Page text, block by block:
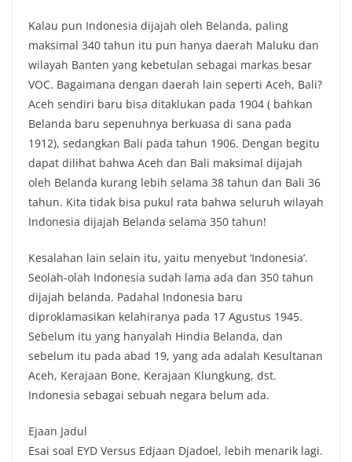
Kalau pun Indonesia dijajah oleh Belanda, paling
maksimal 340 tahun itu pun hanya daerah Maluku dan
wilayah Banten yang kebetulan sebagai markas besar
VOC. Bagaimana dengan daerah lain seperti Aceh, Bali?
Aceh sendiri baru bisa ditaklukan pada 1904 ( bahkan
Belanda baru sepenuhnya berkuasa di sana pada
1912), sedangkan Bali pada tahun 1906. Dengan begitu
dapat dilihat bahwa Aceh dan Bali maksimal dijajah
oleh Belanda kurang lebih selama 38 tahun dan Bali 36
tahun. Kita tidak bisa pukul rata bahwa seluruh wilayah
Indonesia dijajah Belanda selama 350 tahun!
Kesalahan lain selain itu, yaitu menyebut ‘Indonesia’.
Seolah-olah Indonesia sudah lama ada dan 350 tahun
dijajah belanda. Padahal Indonesia baru
diproklamasikan kelahiranya pada 17 Agustus 1945.
Sebelum itu yang hanyalah Hindia Belanda, dan
sebelum itu pada abad 19, yang ada adalah Kesultanan
Aceh, Kerajaan Bone, Kerajaan Klungkung, dst.
Indonesia sebagai sebuah negara belum ada.
Ejaan Jadul
Esai soal EYD Versus Edjaan Djadoel, lebih menarik lagi.